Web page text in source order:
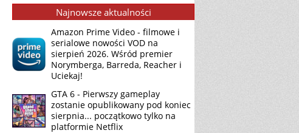
Najnowsze aktualności
Amazon Prime Video - filmowe i
serialowe nowości VOD na
sierpień 2026. Wśród premier
Norymberga, Barreda, Reacher i
Uciekaj!
GTA 6 - Pierwszy gameplay
zostanie opublikowany pod koniec
sierpnia... początkowo tylko na
platformie Netflix